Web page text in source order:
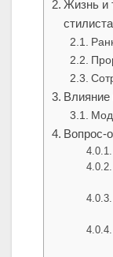
Жизнь и
стилиста
Влияние
Вопрос-